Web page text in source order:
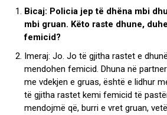
Bicaj: Policia jep të dhëna mbi
mbi gruan. Këto raste dhune,
femicid?
Imeraj: Jo. Jo të gjitha rastet e
mendohen femicid. Dhuna në
me vdekjen e gruas, është e lidhur
të gjitha rastet kemi femicid të
mendojmë që, burri e vret gruan,